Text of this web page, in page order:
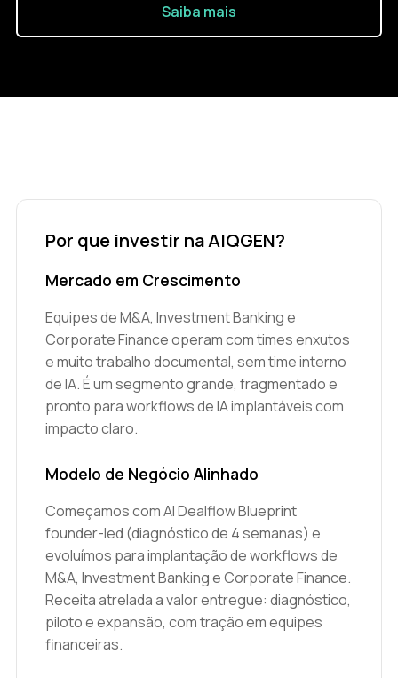
Saiba mais
Por que investir na AIQGEN?
Mercado em Crescimento
Equipes de M&A, Investment Banking e
Corporate Finance operam com times enxutos
e muito trabalho documental, sem time interno
de IA. É um segmento grande, fragmentado e
pronto para workflows de IA implantáveis com
impacto claro.
Modelo de Negócio Alinhado
Começamos com AI Dealflow Blueprint
founder-led (diagnóstico de 4 semanas) e
evoluímos para implantação de workflows de
M&A, Investment Banking e Corporate Finance.
Receita atrelada a valor entregue: diagnóstico,
piloto e expansão, com tração em equipes
financeiras.